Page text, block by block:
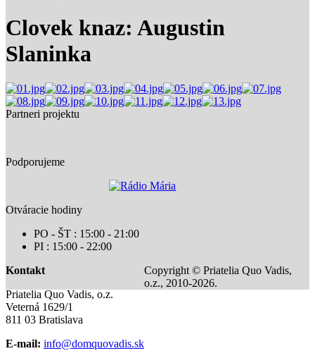
Clovek knaz: Augustin
Slaninka
Partneri projektu
Podporujeme
Otváracie hodiny
PO - ŠT : 15:00 - 21:00
PI : 15:00 - 22:00
Kontakt
Priatelia Quo Vadis, o.z.
Veterná 1629/1
811 03 Bratislava
E-mail: info@domquovadis.sk
Copyright © Priatelia Quo Vadis,
o.z., 2010-2026.